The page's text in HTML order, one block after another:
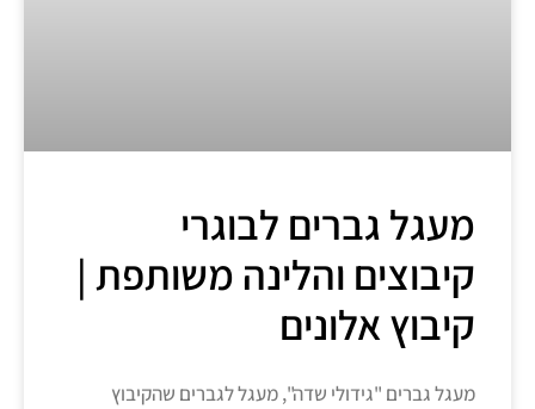
מעגל גברים לבוגרי
קיבוצים והלינה משותפת |
קיבוץ אלונים
מעגל גברים "גידולי שדה", מעגל לגברים שהקיבוץ